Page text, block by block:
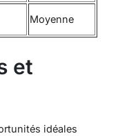
Moyenne
et
idéales